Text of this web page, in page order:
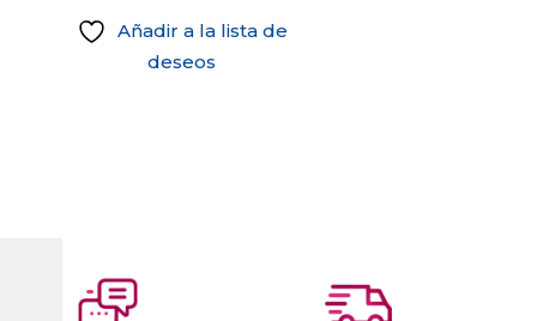
Añadir a la lista de
deseos